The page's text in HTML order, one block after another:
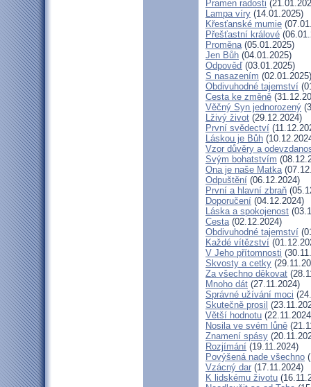
Pramen radosti
Lampa víry (14.01.2025)
Křesťanské mumie
Přešťastní králové
Proměna(05.01.2025)
Jen Bůh (04.01.2025)
Odpověď (03.01.2025)
S nasazením (02.01.2025)
Obdivuhodné tajemství
Cesta ke změně
Věčný Syn jednorozený
Lživý život (29.12.2024)
První svědectví
Láskou je Bůh
Vzor důvěry a
Svým bohatstvím
Ona je naše Matka
Odpuštění (06.12.2024)
První a hlavní zbraň
Doporučení (04.12.2024)
Láska a spokojenost
Cesta(02.12.2024)
Obdivuhodné tajemství
Každé vítězství
V Jeho přítomnosti
Skvosty a cetky
Za všechno děkovat
Mnoho dát (27.11.2024)
Správné užívání moci
Skutečně prosil
Větší hodnotu
Nosila ve svém lůně
Znamení spásy
Rozjímání (19.11.2024)
Povýšená nade všechno
Vzácný dar (17.11.2024)
K lidskému životu